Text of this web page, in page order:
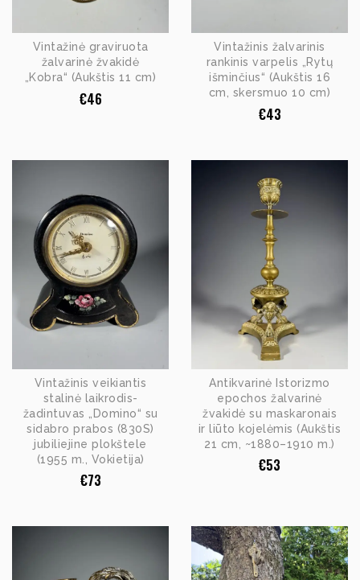
Vintažinė graviruota
žalvarinė žvakidė
„Kobra“ (Aukštis 11 cm)
€46
Vintažinis žalvarinis
rankinis varpelis „Rytų
išminčius“ (Aukštis 16
cm, skersmuo 10 cm)
€43
Vintažinis veikiantis
stalinė laikrodis-
žadintuvas „Domino“ su
sidabro prabos (830S)
jubiliejine plokštele
(1955 m., Vokietija)
€73
Antikvarinė Istorizmo
epochos žalvarinė
žvakidė su maskaronais
ir liūto kojelėmis (Aukštis
21 cm, ~1880–1910 m.)
€53